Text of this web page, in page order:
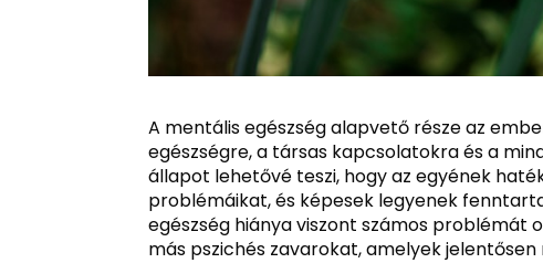
A mentális egészség alapvető része az
egészségre, a társas kapcsolatokra és a
állapot lehetővé teszi, hogy az egyének
problémáikat, és képesek legyenek
egészség hiánya viszont számos problémát
más pszichés zavarokat, amelyek